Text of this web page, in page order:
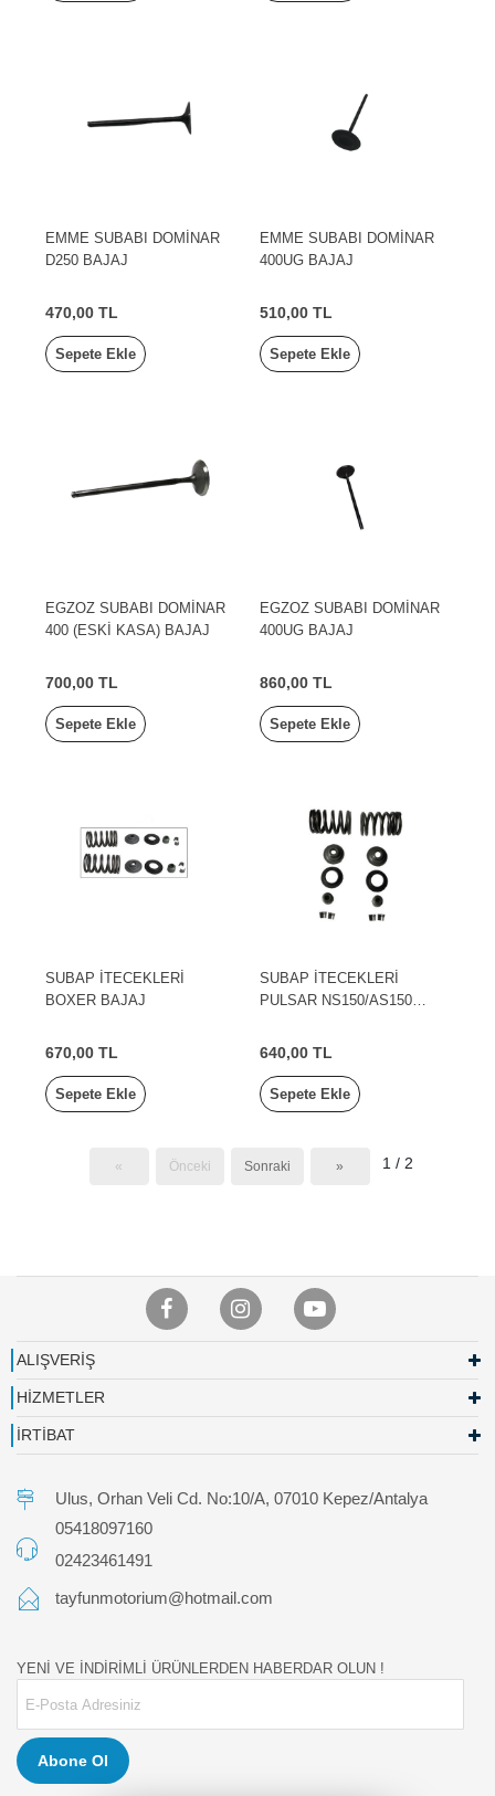
EMME SUBABI DOMİNAR
D250 BAJAJ
470,00 TL
Sepete Ekle
EMME SUBABI DOMİNAR
400UG BAJAJ
510,00 TL
Sepete Ekle
EGZOZ SUBABI DOMİNAR
400 (ESKİ KASA) BAJAJ
700,00 TL
Sepete Ekle
EGZOZ SUBABI DOMİNAR
400UG BAJAJ
860,00 TL
Sepete Ekle
SUBAP İTECEKLERİ
BOXER BAJAJ
670,00 TL
Sepete Ekle
SUBAP İTECEKLERİ
PULSAR NS150/AS150
640,00 TL
Sepete Ekle
« Önceki Sonraki » 1 / 2
ALIŞVERİŞ
HİZMETLER
İRTİBAT
Ulus, Orhan Veli Cd. No:10/A, 07010 Kepez/Antalya
05418097160
02423461491
tayfunmotorium@hotmail.com
YENİ VE İNDİRİMLİ ÜRÜNLERDEN HABERDAR OLUN !
Abone Ol